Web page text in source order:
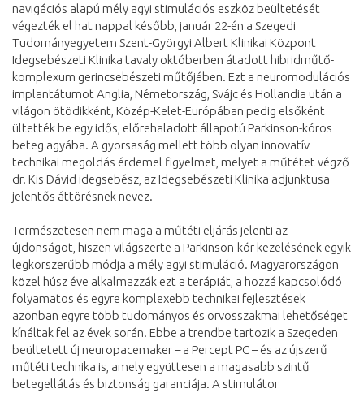
navigációs alapú mély agyi stimulációs eszköz beültetését
végezték el hat nappal később, január 22-én a Szegedi
Tudományegyetem Szent-Györgyi Albert Klinikai Központ
Idegsebészeti Klinika tavaly októberben átadott hibridműtő-
komplexum gerincsebészeti műtőjében. Ezt a neuromodulációs
implantátumot Anglia, Németország, Svájc és Hollandia után a
világon ötödikként, Közép-Kelet-Európában pedig elsőként
ültették be egy idős, előrehaladott állapotú Parkinson-kóros
beteg agyába. A gyorsaság mellett több olyan innovatív
technikai megoldás érdemel figyelmet, melyet a műtétet végző
dr. Kis Dávid idegsebész, az Idegsebészeti Klinika adjunktusa
jelentős áttörésnek nevez.
Természetesen nem maga a műtéti eljárás jelenti az
újdonságot, hiszen világszerte a Parkinson-kór kezelésének egyik
legkorszerűbb módja a mély agyi stimuláció. Magyarországon
közel húsz éve alkalmazzák ezt a terápiát, a hozzá kapcsolódó
folyamatos és egyre komplexebb technikai fejlesztések
azonban egyre több tudományos és orvosszakmai lehetőséget
kínáltak fel az évek során. Ebbe a trendbe tartozik a Szegeden
beültetett új neuropacemaker – a Percept PC – és az újszerű
műtéti technika is, amely együttesen a magasabb szintű
betegellátás és biztonság garanciája. A stimulátor